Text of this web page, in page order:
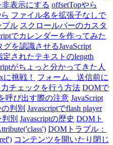
非表示にする offsetTopやら
ファイル名を拡張子なしで
プル スクロールバーのカスタ
でカレンダーを作ってみた
グを認識させるJavaScript
定されたテキストのlength
がちょっと分かってきた人
に挑戦！
フォーム、送信前に
力チェックを行う方法 DOMで
呼び出す際の注意 JavaScript
判別 Javascriptでflash player
別 Javascriptの歴史 DOMト
DOMトラブル：
コンテンツを開いたり閉じ